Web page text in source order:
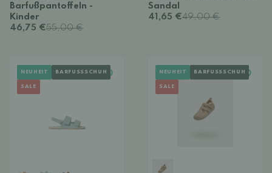
Barfußpantoffeln -
Kinder
46,75 €55,00 €
Sandal
41,65 €49,00 €
NEUHEIT BARFUSSSCHUH
SALE
NEUHEIT BARFUSSSCHUH
SALE